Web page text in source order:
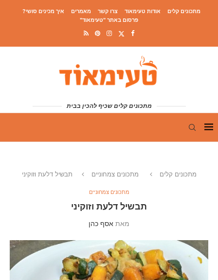
מתכונים קלים אודות טעימאוד צרו קשר מאמרים
איך מכינים סושי?
פרסום באתר "טעימאוד"
מתכונים קלים שכיף להכין בבית
מתכונים קלים מתכונים צמחוניים תבשיל דלעת וזוקיני
מתכונים צמחוניים
תבשיל דלעת וזוקיני
מאת אסף כהן